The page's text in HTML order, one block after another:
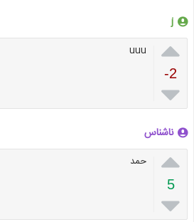
j

-2

uuu
ناشناس

5

حمد